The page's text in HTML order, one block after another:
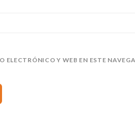
ELECTRÓNICO Y WEB EN ESTE